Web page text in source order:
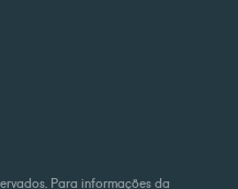
Para informações da